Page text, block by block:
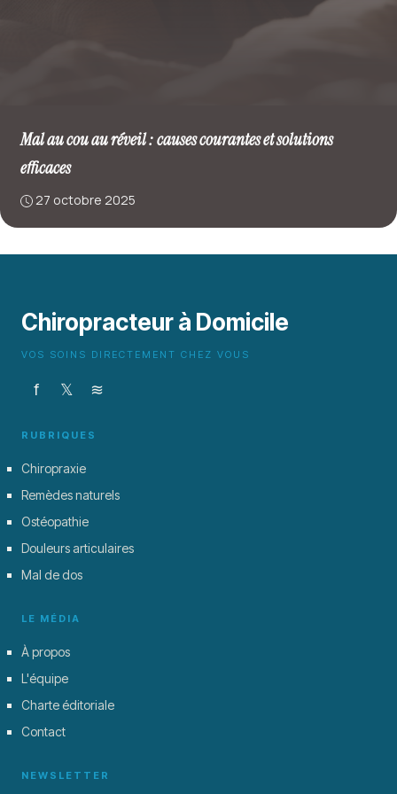
Mal au cou au réveil : causes courantes et solutions
efficaces
27 octobre 2025
Chiropracteur à Domicile
VOS SOINS DIRECTEMENT CHEZ VOUS
f 𝕏 ≋
RUBRIQUES
Chiropraxie
Remèdes naturels
Ostéopathie
Douleurs articulaires
Mal de dos
LE MÉDIA
À propos
L'équipe
Charte éditoriale
Contact
NEWSLETTER